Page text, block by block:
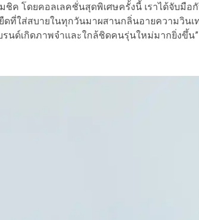
ชิค โดยคอลเลคชั่นสุดพิเศษครั้งนี้ เราได้จับมือ
ดที่ใส่สบายในทุกวันมาผสานกลิ่นอายความวิน
นด์เกิดภาพจำและใกล้ชิดคนรุ่นใหม่มากยิ่งขึ้น”